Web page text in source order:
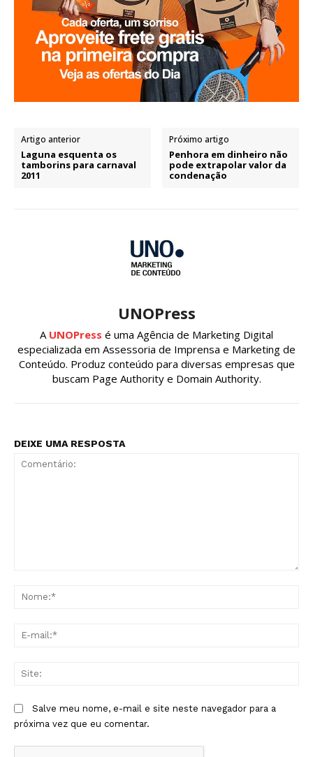
Artigo anterior
Laguna esquenta os
tamborins para carnaval
2011
Próximo artigo
Penhora em dinheiro não
pode extrapolar valor da
condenação
UNOPress
A UNOPress é uma Agência de Marketing Digital
especializada em Assessoria de Imprensa e Marketing de
Conteúdo. Produz conteúdo para diversas empresas que
buscam Page Authority e Domain Authority.
DEIXE UMA RESPOSTA
Salve meu nome, e-mail e site neste navegador para a
próxima vez que eu comentar.